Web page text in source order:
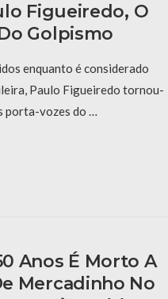
Figueiredo, O
Golpismo
enquanto é considerado
Paulo Figueiredo tornou-
porta-vozes do …
Anos É Morto A
Mercadinho No